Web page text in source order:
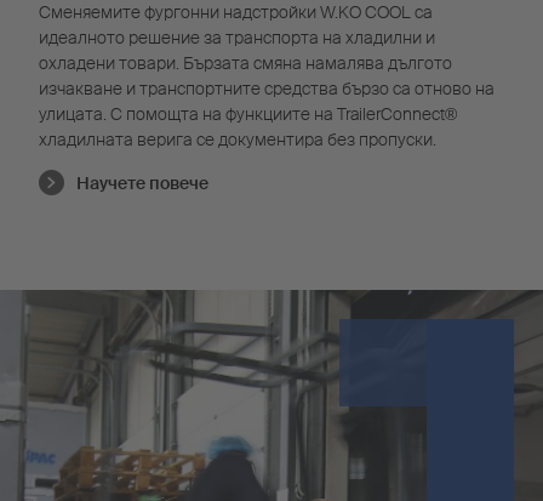
Сменяемите фургонни надстройки W.KO COOL са
идеалното решение за транспорта на хладилни и
охладени товари. Бързата смяна намалява дългото
изчакване и транспортните средства бързо са отново на
улицата. С помощта на функциите на TrailerConnect®
хладилната верига се документира без пропуски.
Научете повече